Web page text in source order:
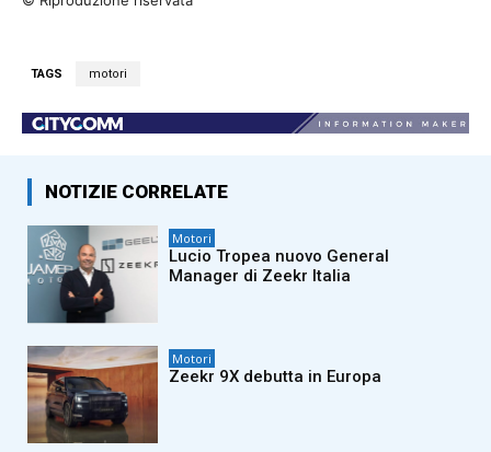
TAGS motori
NOTIZIE CORRELATE
Motori
Lucio Tropea nuovo General
Manager di Zeekr Italia
Motori
Zeekr 9X debutta in Europa